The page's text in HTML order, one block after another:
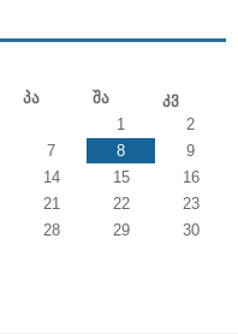
Პა Შა Კვ
1
2
7 8
9
14 15
16
21 22
23
28 29
30